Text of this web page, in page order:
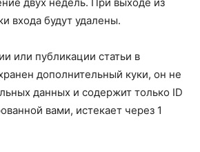
входа будут удалены.
или публикации статьи в
дополнительный куки, он не
данных и содержит только ID
вами, истекает через 1